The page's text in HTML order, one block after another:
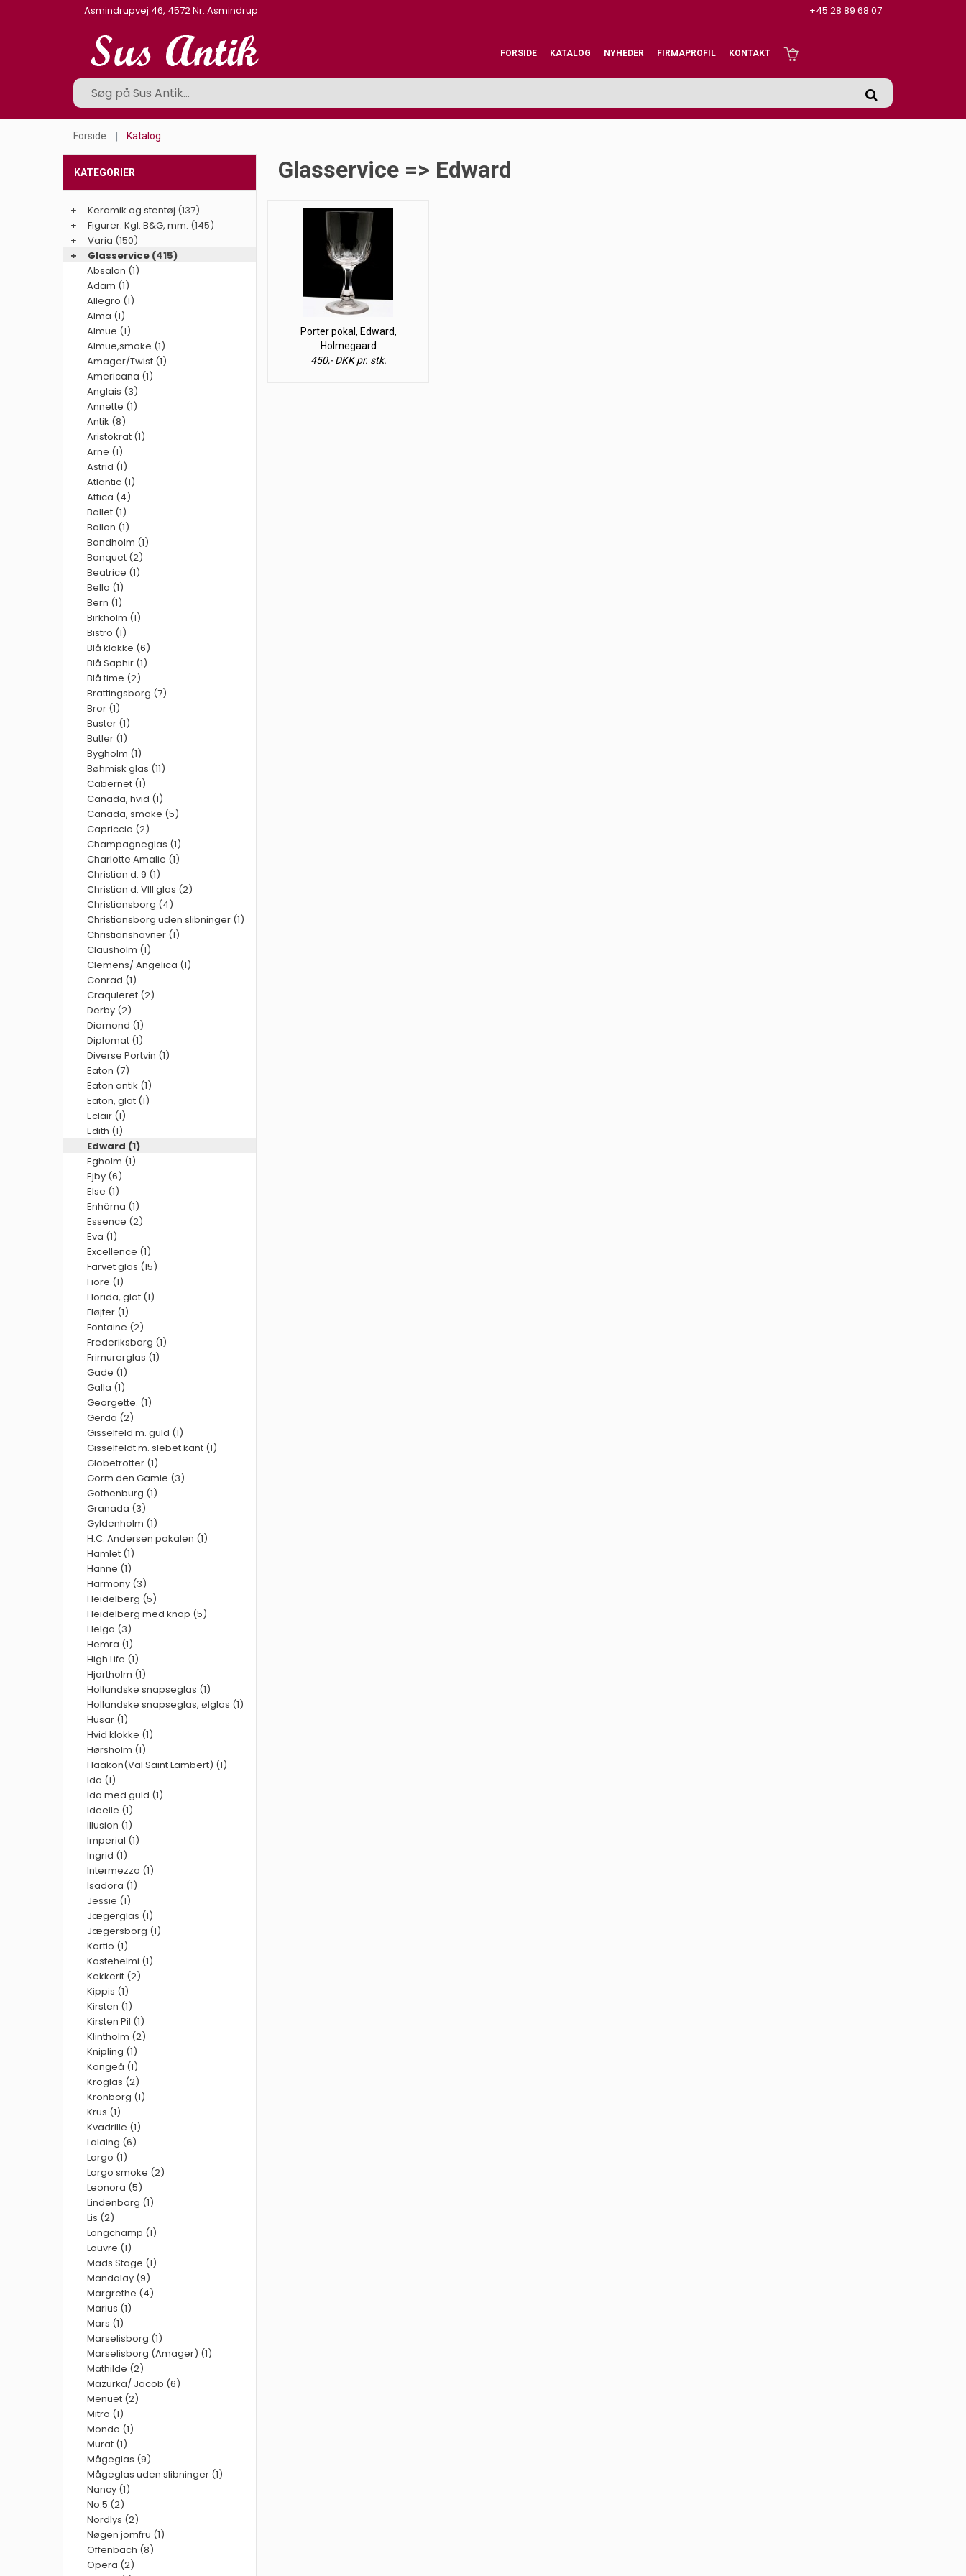
Asmindrupvej 46, 4572 Nr. Asmindrup +45 28 89 68 07
FORSIDE KATALOG NYHEDER FIRMAPROFIL KONTAKT
Forside Katalog
Glasservice => Edward
Porter pokal, Edward,
Holmegaard
450,- DKK pr. stk.
KATEGORIER
+ Keramik og stentøj (137)
+
Figurer. Kgl. B&G, mm. (145)
+
Varia (150)
+
Glasservice (415)
Absalon (1)
Adam (1)
Allegro (1)
Alma (1)
Almue (1)
Almue,smoke (1)
Amager/Twist (1)
Americana (1)
Anglais (3)
Annette (1)
Antik (8)
Aristokrat (1)
Arne (1)
Astrid (1)
Atlantic (1)
Attica (4)
Ballet (1)
Ballon (1)
Bandholm (1)
Banquet (2)
Beatrice (1)
Bella (1)
Bern (1)
Birkholm (1)
Bistro (1)
Blå klokke (6)
Blå Saphir (1)
Blå time (2)
Brattingsborg (7)
Bror (1)
Buster (1)
Butler (1)
Bygholm (1)
Bøhmisk glas (11)
Cabernet (1)
Canada, hvid (1)
Canada, smoke (5)
Capriccio (2)
Champagneglas (1)
Charlotte Amalie (1)
Christian d. 9 (1)
Christian d. VIII glas (2)
Christiansborg (4)
Christiansborg uden slibninger (1)
Christianshavner (1)
Clausholm (1)
Clemens/ Angelica (1)
Conrad (1)
Craquleret (2)
Derby (2)
Diamond (1)
Diplomat (1)
Diverse Portvin (1)
Eaton (7)
Eaton antik (1)
Eaton, glat (1)
Eclair (1)
Edith (1)
Edward (1)
Egholm (1)
Ejby (6)
Else (1)
Enhörna (1)
Essence (2)
Eva (1)
Excellence (1)
Farvet glas (15)
Fiore (1)
Florida, glat (1)
Fløjter (1)
Fontaine (2)
Frederiksborg (1)
Frimurerglas (1)
Gade (1)
Galla (1)
Georgette. (1)
Gerda (2)
Gisselfeld m. guld (1)
Gisselfeldt m. slebet kant (1)
Globetrotter (1)
Gorm den Gamle (3)
Gothenburg (1)
Granada (3)
Gyldenholm (1)
H.C. Andersen pokalen (1)
Hamlet (1)
Hanne (1)
Harmony (3)
Heidelberg (5)
Heidelberg med knop (5)
Helga (3)
Hemra (1)
High Life (1)
Hjortholm (1)
Hollandske snapseglas (1)
Hollandske snapseglas, ølglas (1)
Husar (1)
Hvid klokke (1)
Hørsholm (1)
Haakon(Val Saint Lambert) (1)
Ida (1)
Ida med guld (1)
Ideelle (1)
Illusion (1)
Imperial (1)
Ingrid (1)
Intermezzo (1)
Isadora (1)
Jessie (1)
Jægerglas (1)
Jægersborg (1)
Kartio (1)
Kastehelmi (1)
Kekkerit (2)
Kippis (1)
Kirsten (1)
Kirsten Pil (1)
Klintholm (2)
Knipling (1)
Kongeå (1)
Kroglas (2)
Kronborg (1)
Krus (1)
Kvadrille (1)
Lalaing (6)
Largo (1)
Largo smoke (2)
Leonora (5)
Lindenborg (1)
Lis (2)
Longchamp (1)
Louvre (1)
Mads Stage (1)
Mandalay (9)
Margrethe (4)
Marius (1)
Mars (1)
Marselisborg (1)
Marselisborg (Amager) (1)
Mathilde (2)
Mazurka/ Jacob (6)
Menuet (2)
Mitro (1)
Mondo (1)
Murat (1)
Mågeglas (9)
Mågeglas uden slibninger (1)
Nancy (1)
No.5 (2)
Nordlys (2)
Nøgen jomfru (1)
Offenbach (8)
Opera (2)